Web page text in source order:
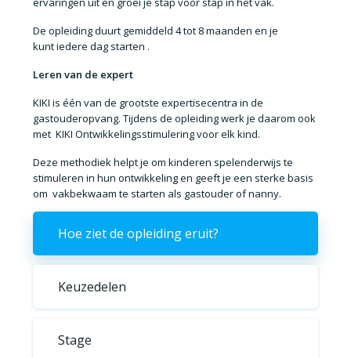
De opleiding duurt gemiddeld 4tot 8 maanden en je
kuntiedere dag starten .
Leren van de expert
KIKI is één van de grootste expertisecentra in de
gastouderopvang. Tijdens de opleiding werk je daarom ook
met KIKI Ontwikkelingsstimulering voor elk kind.
Deze methodiek helpt je om kinderen spelenderwijs te
stimuleren in hun ontwikkelingen geeft je een sterke basis
om vakbekwaam te starten als gastouder of nanny.
Hoe ziet de opleiding eruit?
Keuzedelen
Stage